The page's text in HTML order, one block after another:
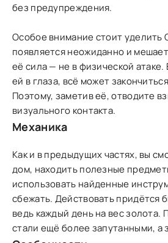
без предупреждения.
Особое внимание стоит
появляется неожиданно и
её сила — не в физической
ей в глаза, всё может
Поэтому, заметив её, отводите
визуального контакта.
Механика
Как и в предыдущих частях, вы
дом, находить полезные
использовать найденные
сбежать. Действовать придётся
ведь каждый день на вес золота.
стали ещё более запутанными, а